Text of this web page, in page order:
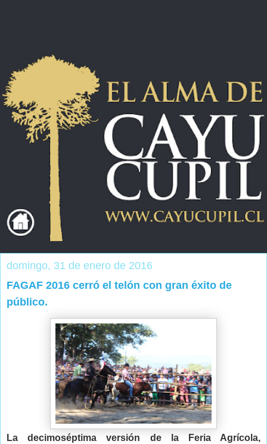
domingo, 31 de enero de 2016
FAGAF 2016 cerró el telón con gran éxito de
público.
La decimoséptima versión de la Feria Agrícola,